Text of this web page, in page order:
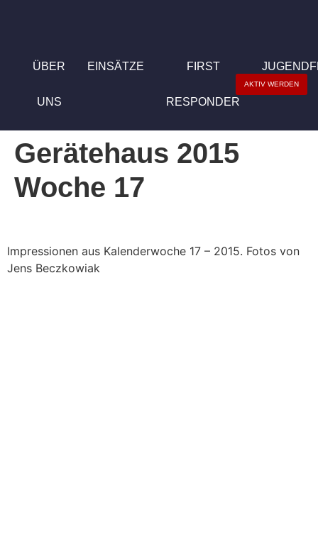
ÜBER
UNS
EINSÄTZE FIRST
RESPONDER
AKTIV WERDEN
Gerätehaus 2015
Woche 17
Impressionen aus Kalenderwoche 17 – 2015. Fotos von
Jens Beczkowiak